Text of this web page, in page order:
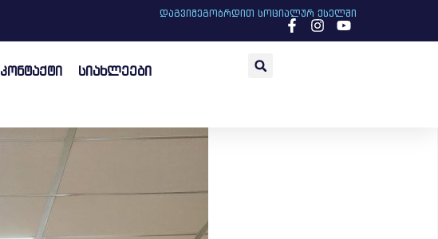
დაგვიმეგობრდით სოციალურ ქსელში
კონტაქტი სიახლეები